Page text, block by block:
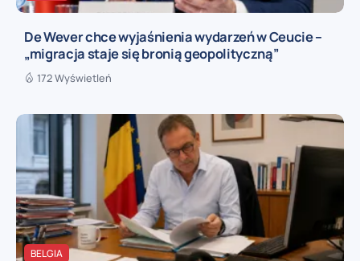
De Wever chce wyjaśnienia wydarzeń w Ceucie –
„migracja staje się bronią geopolityczną”
172 Wyświetleń
BELGIA